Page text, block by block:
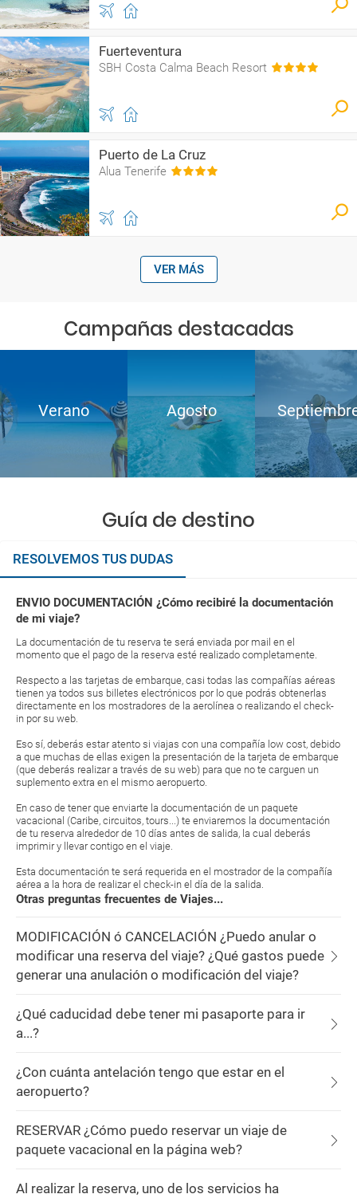
Fuerteventura
SBH Costa Calma Beach Resort
Puerto de La Cruz
Alua Tenerife
VER MÁS
Campañas destacadas
Verano Agosto
Guía de destino
RESOLVEMOS TUS DUDAS
ENVIO DOCUMENTACIÓN ¿Cómo recibiré la documentación
de mi viaje?
La documentación de tu reserva te será enviada por mail en el
momento que el pago de la reserva esté realizado completamente.
Respecto a las tarjetas de embarque, casi todas las compañías aéreas
tienen ya todos sus billetes electrónicos por lo que podrás obtenerlas
directamente en los mostradores de la aerolínea o realizando el check-
in por su web.
Eso sí, deberás estar atento si viajas con una compañía low cost, debido
a que muchas de ellas exigen la presentación de la tarjeta de embarque
(que deberás realizar a través de su web) para que no te carguen un
suplemento extra en el mismo aeropuerto.
En caso de tener que enviarte la documentación de un paquete
vacacional (Caribe, circuitos, tours...) te enviaremos la documentación
de tu reserva alrededor de 10 días antes de salida, la cual deberás
imprimir y llevar contigo en el viaje.
Esta documentación te será requerida en el mostrador de la compañía
aérea a la hora de realizar el check-in el día de la salida.
Otras preguntas frecuentes de Viajes...
MODIFICACIÓN ó CANCELACIÓN ¿Puedo anular o
modificar una reserva del viaje? ¿Qué gastos puede
generar una anulación o modificación del viaje?
¿Qué caducidad debe tener mi pasaporte para ir
a...?
¿Con cuánta antelación tengo que estar en el
aeropuerto?
RESERVAR ¿Cómo puedo reservar un viaje de
paquete vacacional en la página web?
Al realizar la reserva, uno de los servicios ha